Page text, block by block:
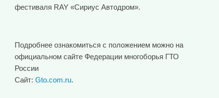
фестиваля RAY «Сириус Автодром».
Подробнее ознакомиться с положением можно на
официальном сайте Федерации многоборья ГТО
России
Сайт: Gto.com.ru.